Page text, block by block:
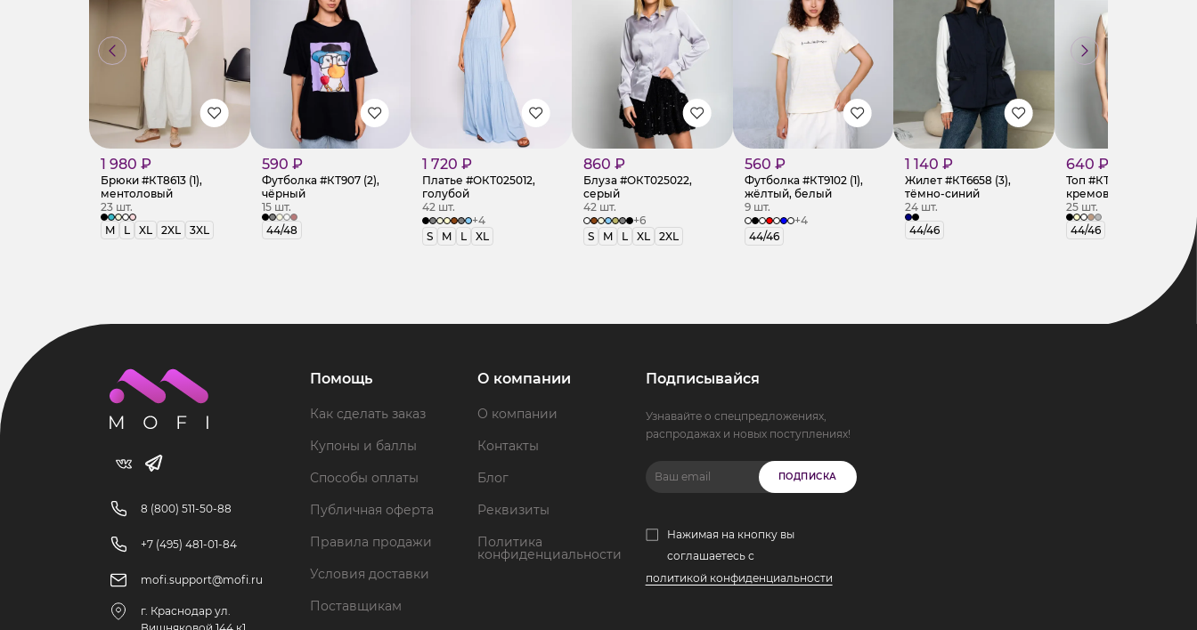
1 980 ₽
Брюки #КТ8613 (1),
ментоловый
23 шт.
M
L XL 2XL 3XL
590 ₽
Футболка #КТ907 (2),
чёрный
15 шт.
44/48
1 720 ₽
Платье #ОКТ025012,
голубой
42 шт.
+4
S
M L XL
860 ₽
Блуза #ОКТ025022,
серый
42 шт.
+6
S
M L XL 2XL
560 ₽
Футболка #КТ9102 (1),
жёлтый, белый
9 шт.
+4
44/46
1 140 ₽
Жилет #КТ6658 (3),
тёмно-синий
24 шт.
44/46
640 ₽
Топ #КТ060 (1),
кремовый
25 шт.
44/46
8 (800) 511-50-88
+7 (495) 481-01-84
mofi.support@mofi.ru
г. Краснодар ул.
Помощь
Как сделать заказ
Купоны и баллы
Способы оплаты
Публичная оферта
Правила продажи
Условия доставки
Поставщикам
О компании
О компании
Контакты
Блог
Реквизиты
Политика
конфиденциальности
Подписывайся
Узнавайте о спецпредложениях,
распродажах и новых поступлениях!
ПОДПИСКА
Нажимая на кнопку вы
соглашаетесь с
политикой конфиденциальности